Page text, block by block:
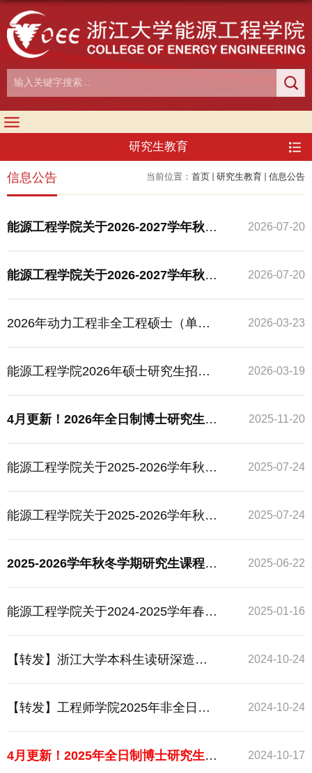
研究生教育
当前位置： 首页 研究生教育 信息公告
信息公告
能源工程学院关于2026-2027学年秋季
学期研究生新生报到注册的通知
2026-07-20
能源工程学院关于2026-2027学年秋季
学期研究生老生报到注册的通知
2026-07-20
2026年动力工程非全工程硕士（单独
考试）研究生复试通知
2026-03-23
能源工程学院2026年硕士研究生招生
考试复试录取方案
2026-03-19
4月更新！2026年全日制博士研究生招
生（专栏）
2025-11-20
能源工程学院关于2025-2026学年秋季
学期研究生新生报到注册的通知
2025-07-24
能源工程学院关于2025-2026学年秋季
学期研究生老生报到注册的通知
2025-07-24
2025-2026学年秋冬学期研究生课程网
上选课日程安排
2025-06-22
能源工程学院关于2024-2025学年春季
学期研究生报到注册的通知
2025-01-16
【转发】浙江大学本科生读研深造现
场咨询会报名通知
2024-10-24
【转发】工程师学院2025年非全日制
定向工程硕士专业学位研究生（单独
2024-10-24
4月更新！2025年全日制博士研究生招 2024-10-17